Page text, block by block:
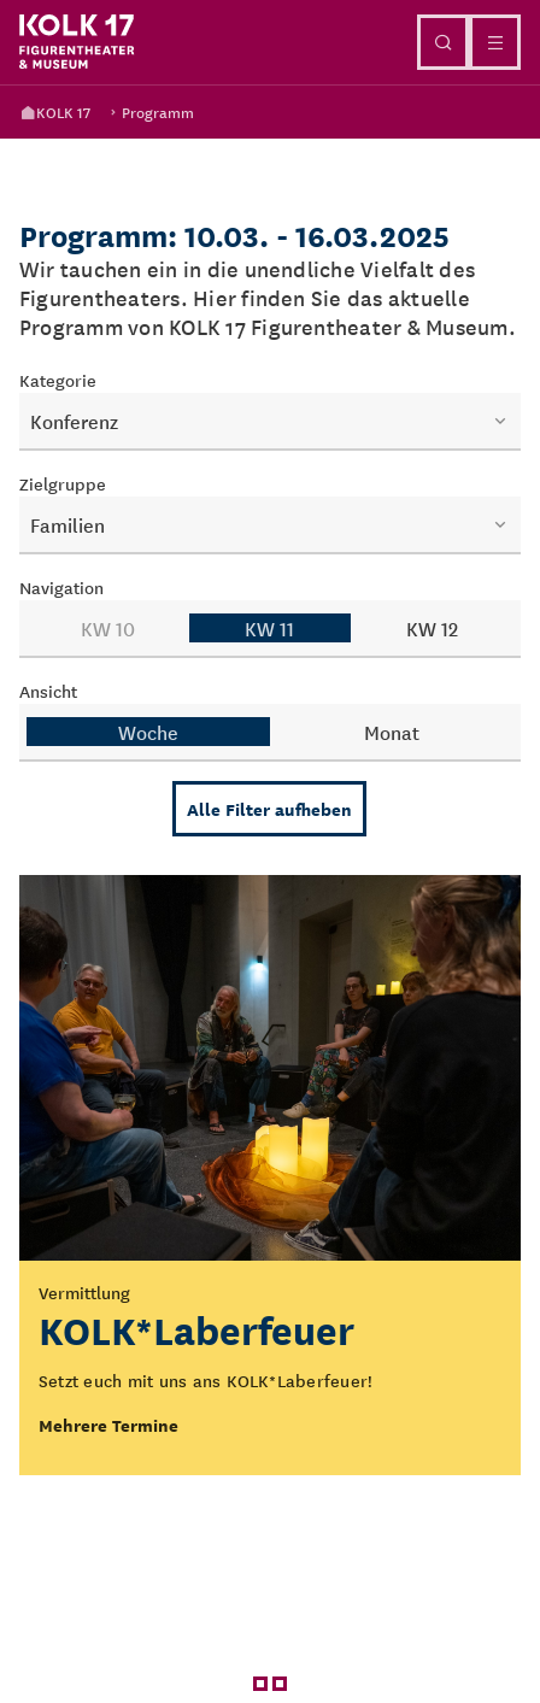
KOLK 17 Programm
Programm: 10.03. - 16.03.2025
Wir tauchen ein in die unendliche Vielfalt des
Figurentheaters. Hier finden Sie das aktuelle
Programm von KOLK 17 Figurentheater & Museum.
Kategorie
Konferenz
Zielgruppe
Familien
Navigation
KW 10 KW 11 KW 12
Ansicht
Woche Monat
Alle Filter aufheben
Vermittlung
KOLK*Laberfeuer
Setzt euch mit uns ans KOLK*Laberfeuer!
Mehrere Termine
Führung
Öffentliche Führung
durch die Ausstellung
„Figurentheater - Spiel
des Lebens“